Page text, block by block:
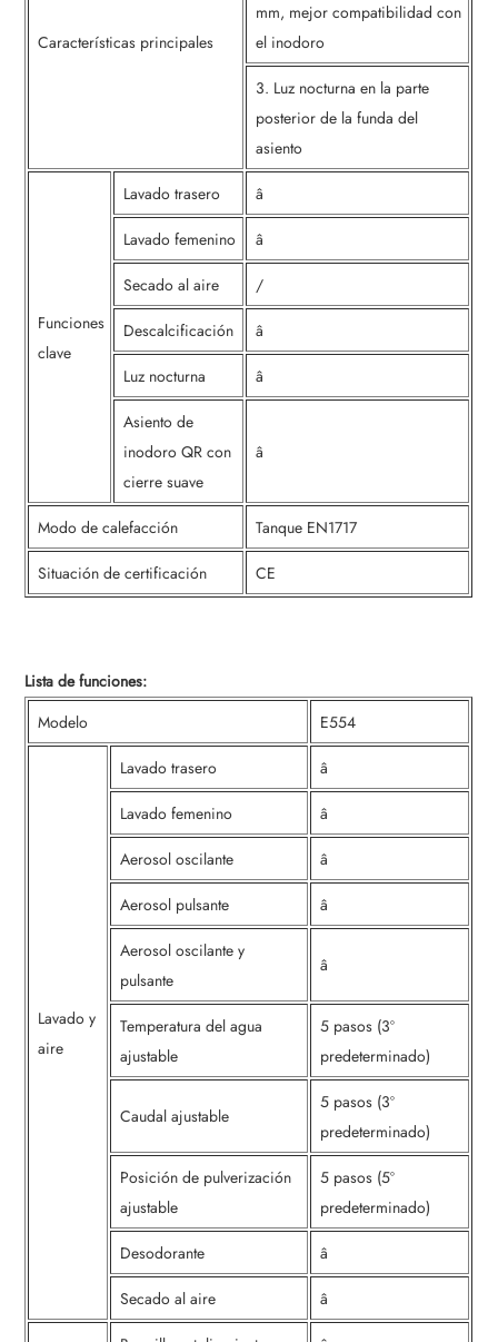
Características principales
mm, mejor compatibilidad con
el inodoro
3. Luz nocturna en la parte
posterior de la funda del
asiento
Funciones
clave
Lavado trasero â
Lavado femenino â
Secado al aire /
Descalcificación â
Luz nocturna â
Asiento de
inodoro QR con
cierre suave
â
Modo de calefacción Tanque EN1717
Situación de certificación CE
Lista de funciones:
Modelo
E554
Lavado y
aire
Lavado trasero â
Lavado femenino â
Aerosol oscilante â
Aerosol pulsante â
Aerosol oscilante y
pulsante
â
Temperatura del agua
ajustable
5 pasos (3º
predeterminado)
Caudal ajustable
5 pasos (3º
predeterminado)
Posición de pulverización
ajustable
5 pasos (5º
predeterminado)
Desodorante â
Secado al aire â